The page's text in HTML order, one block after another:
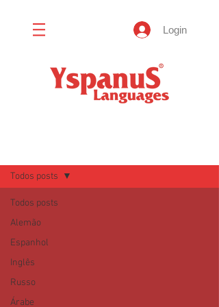
Login
Todos posts
Alemão
Espanhol
Inglês
Russo
Árabe
Todos posts